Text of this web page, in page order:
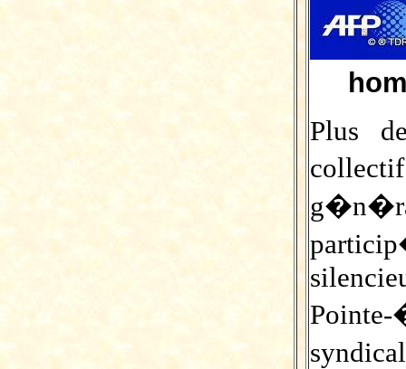
Plus